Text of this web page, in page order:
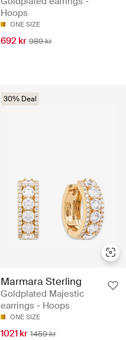
Hoops
ONE SIZE
692 kr 989 kr
30% Deal
Marmara Sterling
Goldplated Majestic
earrings - Hoops
ONE SIZE
1021 kr 1459 kr